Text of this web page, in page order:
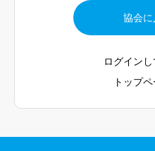
であり保護対象外であること
著作権法第102条(b)：アイデ
協会に
ログイン
トップ
MAPPING WORLD
会員専用サイト利用規約